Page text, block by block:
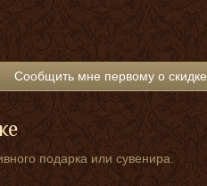
Сообщить мне первому о скидке
подарка или сувенира.